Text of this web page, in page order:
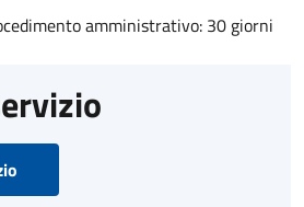
amministrativo: 30 giorni